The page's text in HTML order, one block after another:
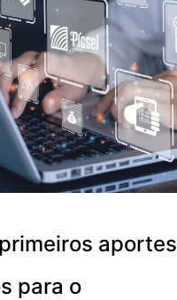
aportes
para o